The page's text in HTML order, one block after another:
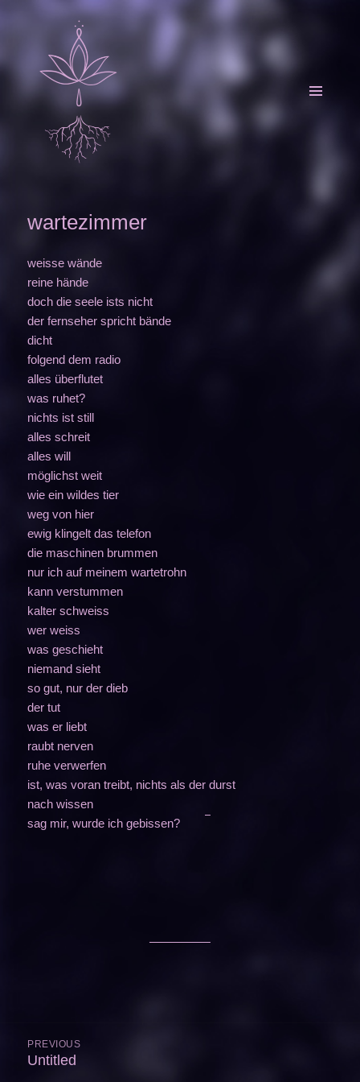
wartezimmer
weisse wände
reine hände
doch die seele ists nicht
der fernseher spricht bände
dicht
folgend dem radio
alles überflutet
was ruhet?
nichts ist still
alles schreit
alles will
möglichst weit
wie ein wildes tier
weg von hier
ewig klingelt das telefon
die maschinen brummen
nur ich auf meinem wartetrohn
kann verstummen
kalter schweiss
wer weiss
was geschieht
niemand sieht
so gut, nur der dieb
der tut
was er liebt
raubt nerven
ruhe verwerfen
ist, was voran treibt, nichts als der durst
nach wissen
sag mir, wurde ich gebissen?
PREVIOUS
Previous
Untitled